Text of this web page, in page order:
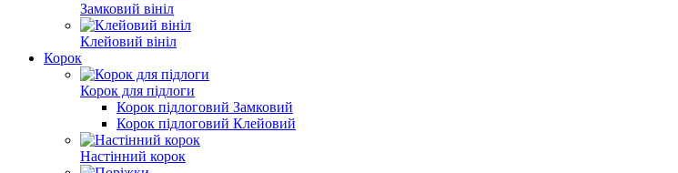
Замковий вініл
Клейовий вініл
Корок
Корок для підлоги
Корок підлоговий Замковий
Корок підлоговий Клейовий
Настінний корок